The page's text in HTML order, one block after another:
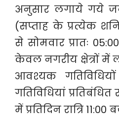
अनुसार लगाये गये
(सप्ताह के प्रत्येक
से सोमवार प्रातः
केवल नगरीय क्षेत्रों में
आवश्यक
गतिविधियां
में प्रतिदिन रात्रि